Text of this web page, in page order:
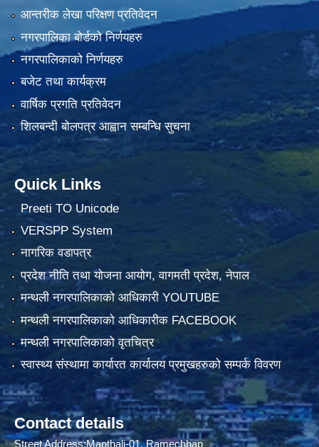
आन्तरीक लेखा परिक्षण प्रतिवेदन
नगरपालिका बोर्डको निर्णयहरु
नगरपालिकाको निर्णयहरु
बजेट तथा कार्यक्रम
वार्षिक प्रगति प्रतिवेदन
शिलबन्दी बोलपत्र आह्वान सम्बन्धि सुचना
Quick Links
Preeti TO Unicode
VERSPP System
नागरिक वडापत्र
प्रदेश नीति तथा योजना आयोग, वागमती प्रदेश, नेपाल
मन्थली नगरपालिकाको आधिकारी YOUTUBE
मन्थली नगरपालिकाको आधिकारीक FACEBOOK
मन्थली नगरपालिकाको वृतचित्र
स्वास्थ्य संस्थामा कार्यारत कार्यालय प्रमुखहरुको सम्पर्क विवरण
Contact details
Street Address:Manthali-01, Ramechhap